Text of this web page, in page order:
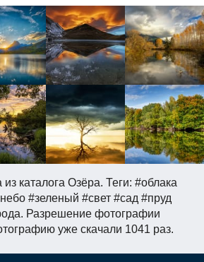
из каталога Озёра. Теги: #облака
#зеленый #свет #сад #пруд
Разрешение фотографии
уже скачали 1041 раз.